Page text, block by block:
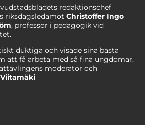
redaktionschef
riksdagsledamot Christoffer Ingo
, professor i pedagogik vid
duktiga och visade sina bästa
att få arbeta med så fina ungdomar,
moderator och
Viitamäki